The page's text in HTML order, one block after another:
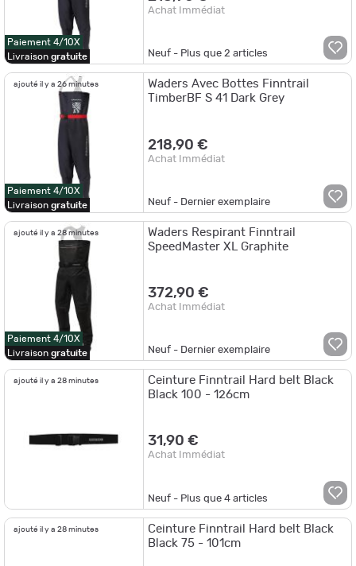
Paiement 4/10X
Livraison gratuite
Achat Immédiat
Neuf - Plus que2 articles
ajouté il y a 26 minutes
Paiement 4/10X
Livraison gratuite
Waders Avec Bottes Finntrail
TimberBF S 41 Dark Grey
218,90 €
Achat Immédiat
Neuf - Dernier exemplaire
ajouté il y a 28 minutes
Paiement 4/10X
Livraison gratuite
Waders Respirant Finntrail
SpeedMaster XL Graphite
372,90 €
Achat Immédiat
Neuf - Dernier exemplaire
ajouté il y a 28 minutes
Ceinture Finntrail Hard belt Black
Black 100 - 126cm
31,90 €
Achat Immédiat
Neuf - Plus que4 articles
ajouté il y a 28 minutes
Ceinture Finntrail Hard belt Black
Black 75 - 101cm